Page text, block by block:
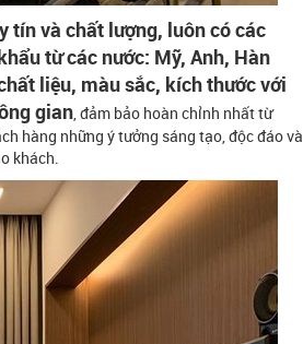
tín và chất lượng, luôn có các
từ các nước: Mỹ, Anh, Hàn
liệu, màu sắc, kích thước với
gian, đảm bảo hoàn chỉnh nhất từ
hàng những ý tưởng sáng tạo, độc đáo và
khách.